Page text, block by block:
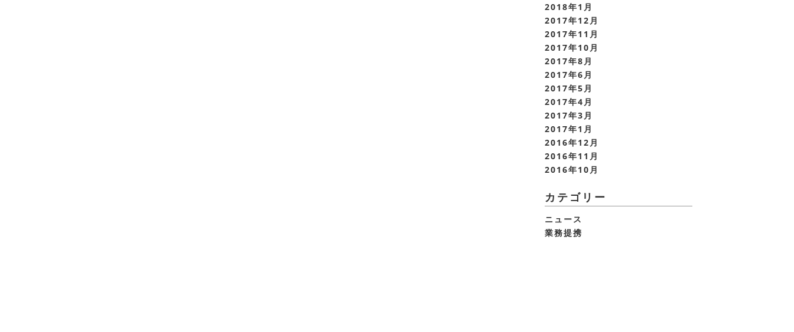
2018年1月
2017年12月
2017年11月
2017年10月
2017年8月
2017年6月
2017年5月
2017年4月
2017年3月
2017年1月
2016年12月
2016年11月
2016年10月
カテゴリー
ニュース
業務提携